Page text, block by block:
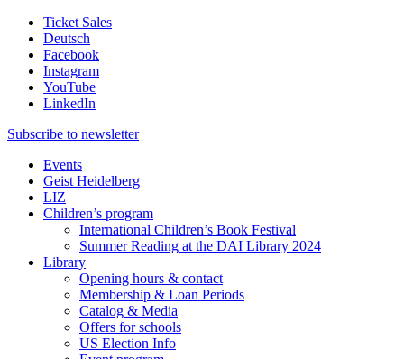
Ticket Sales
Deutsch
Facebook
Instagram
YouTube
LinkedIn
Subscribe to newsletter
Events
Geist Heidelberg
LIZ
Children’s program
International Children’s Book Festival
Summer Reading at the DAI Library 2024
Library
Opening hours & contact
Membership & Loan Periods
Catalog & Media
Offers for schools
US Election Info